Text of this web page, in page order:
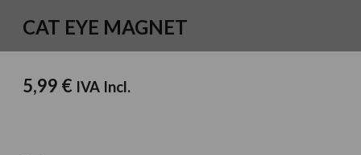
CAT EYE MAGNET
5,99 € IVA Incl.